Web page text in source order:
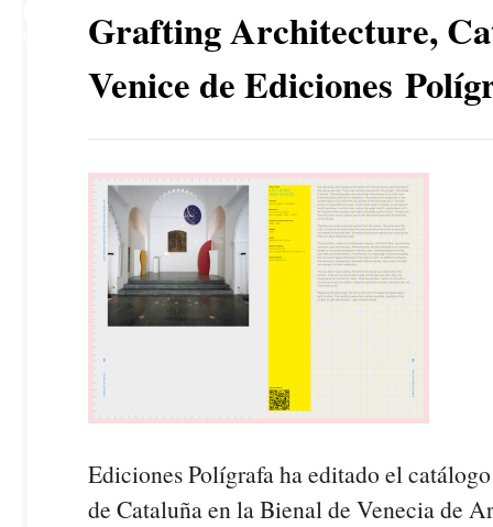
Grafting Architecture,
Venice de Ediciones
Ediciones Polígrafa ha editado el
de Cataluña en la Bienal de Venecia de